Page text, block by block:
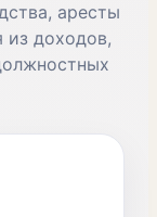
аресты
из доходов,